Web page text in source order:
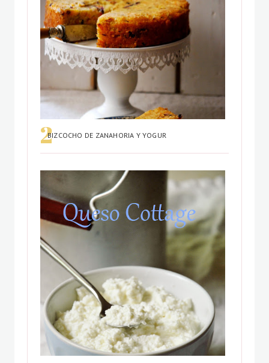
BIZCOCHO DE ZANAHORIA Y YOGUR